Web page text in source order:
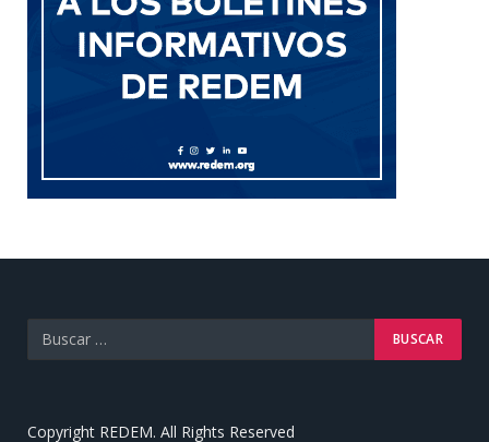
Copyright REDEM. All Rights Reserved